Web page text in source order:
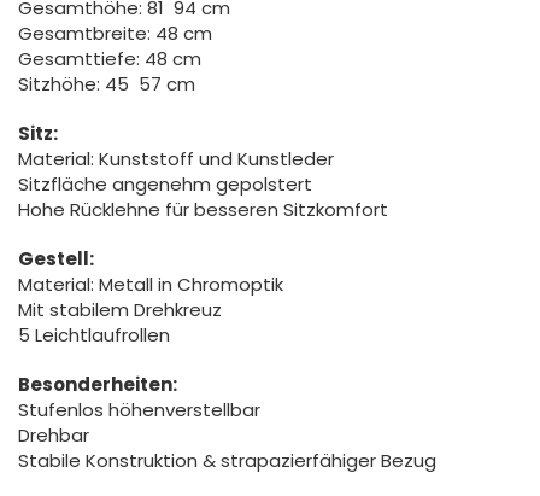
Gesamthöhe: 81  94 cm
Gesamtbreite: 48 cm
Gesamttiefe: 48 cm
Sitzhöhe: 45  57 cm
Sitz:
Material: Kunststoff und Kunstleder
Sitzfläche angenehm gepolstert
Hohe Rücklehne für besseren Sitzkomfort
Gestell:
Material: Metall in Chromoptik
Mit stabilem Drehkreuz
5 Leichtlaufrollen
Besonderheiten:
Stufenlos höhenverstellbar
Drehbar
Stabile Konstruktion & strapazierfähiger Bezug